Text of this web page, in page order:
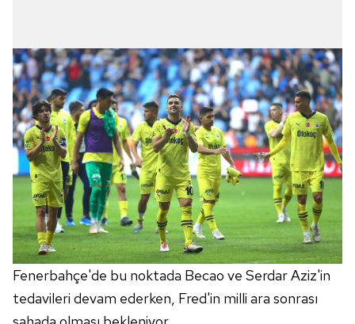
Fenerbahçe'de bu noktada Becao ve Serdar Aziz'in
tedavileri devam ederken, Fred'in milli ara sonrası